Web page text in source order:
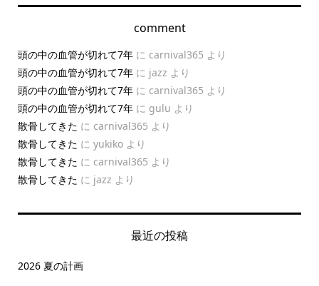
comment
頭の中の血管が切れて7年に carnival365 より
頭の中の血管が切れて7年に jazz より
頭の中の血管が切れて7年に carnival365 より
頭の中の血管が切れて7年に gulu より
散骨してきた に carnival365 より
散骨してきた に yukikoより
散骨してきた に carnival365 より
散骨してきた に jazz より
最近の投稿
2026 夏の計画